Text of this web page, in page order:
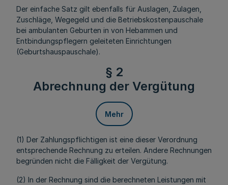
Der einfache Satz gilt ebenfalls für Auslagen, Zulagen,
Zuschläge, Wegegeld und die Betriebskostenpauschale
bei ambulanten Geburten in von Hebammen und
Entbindungspflegern geleiteten Einrichtungen
(Geburtshauspauschale).
§ 2
Abrechnung der Vergütung
Mehr
(1) Der Zahlungspflichtigen ist eine dieser Verordnung
entsprechende Rechnung zu erteilen. Andere Rechnungen
begründen nicht die Fälligkeit der Vergütung.
(2) In der Rechnung sind die berechneten Leistungen mit